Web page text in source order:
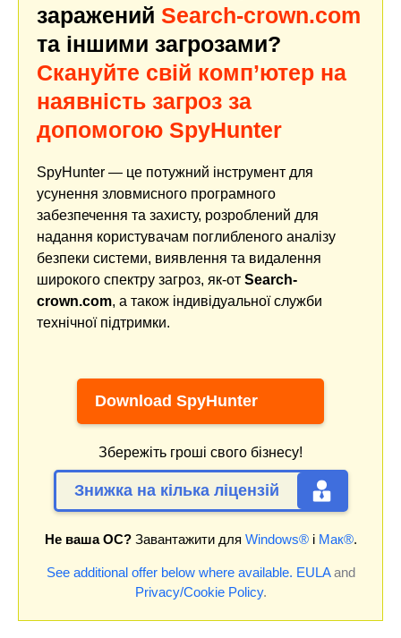
заражений Search-crown.com
та іншими загрозами?
Скануйте свій комп’ютер на
наявність загроз за
допомогою SpyHunter
SpyHunter — це потужний інструмент для
усунення зловмисного програмного
забезпечення та захисту, розроблений для
надання користувачам поглибленого аналізу
безпеки системи, виявлення та видалення
широкого спектру загроз, як-от Search-
crown.com, а також індивідуальної служби
технічної підтримки.
Download SpyHunter
Збережіть гроші свого бізнесу!
Знижка на кілька ліцензій
Не ваша ОС?Завантажити для Windows®і Мак®.
See additional offer below where available. EULAand
Privacy/Cookie Policy.